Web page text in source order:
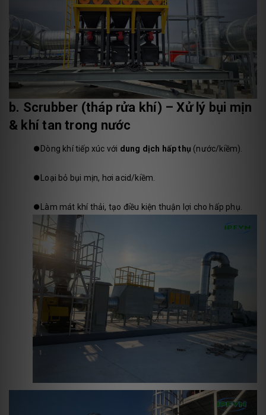
b. Scrubber (tháp rửa khí) – Xử lý bụi mịn
& khí tan trong nước
⏺️ Dòng khí tiếp xúc với dung dịch hấp thụ (nước/kiềm).
⏺️ Loại bỏ bụi mịn, hơi acid/kiềm.
⏺️ Làm mát khí thải, tạo điều kiện thuận lợi cho hấp phụ.